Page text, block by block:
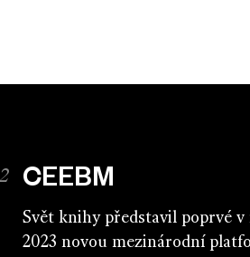
CEEBM
Svět knihy představil poprvé v
2023 novou mezinárodní